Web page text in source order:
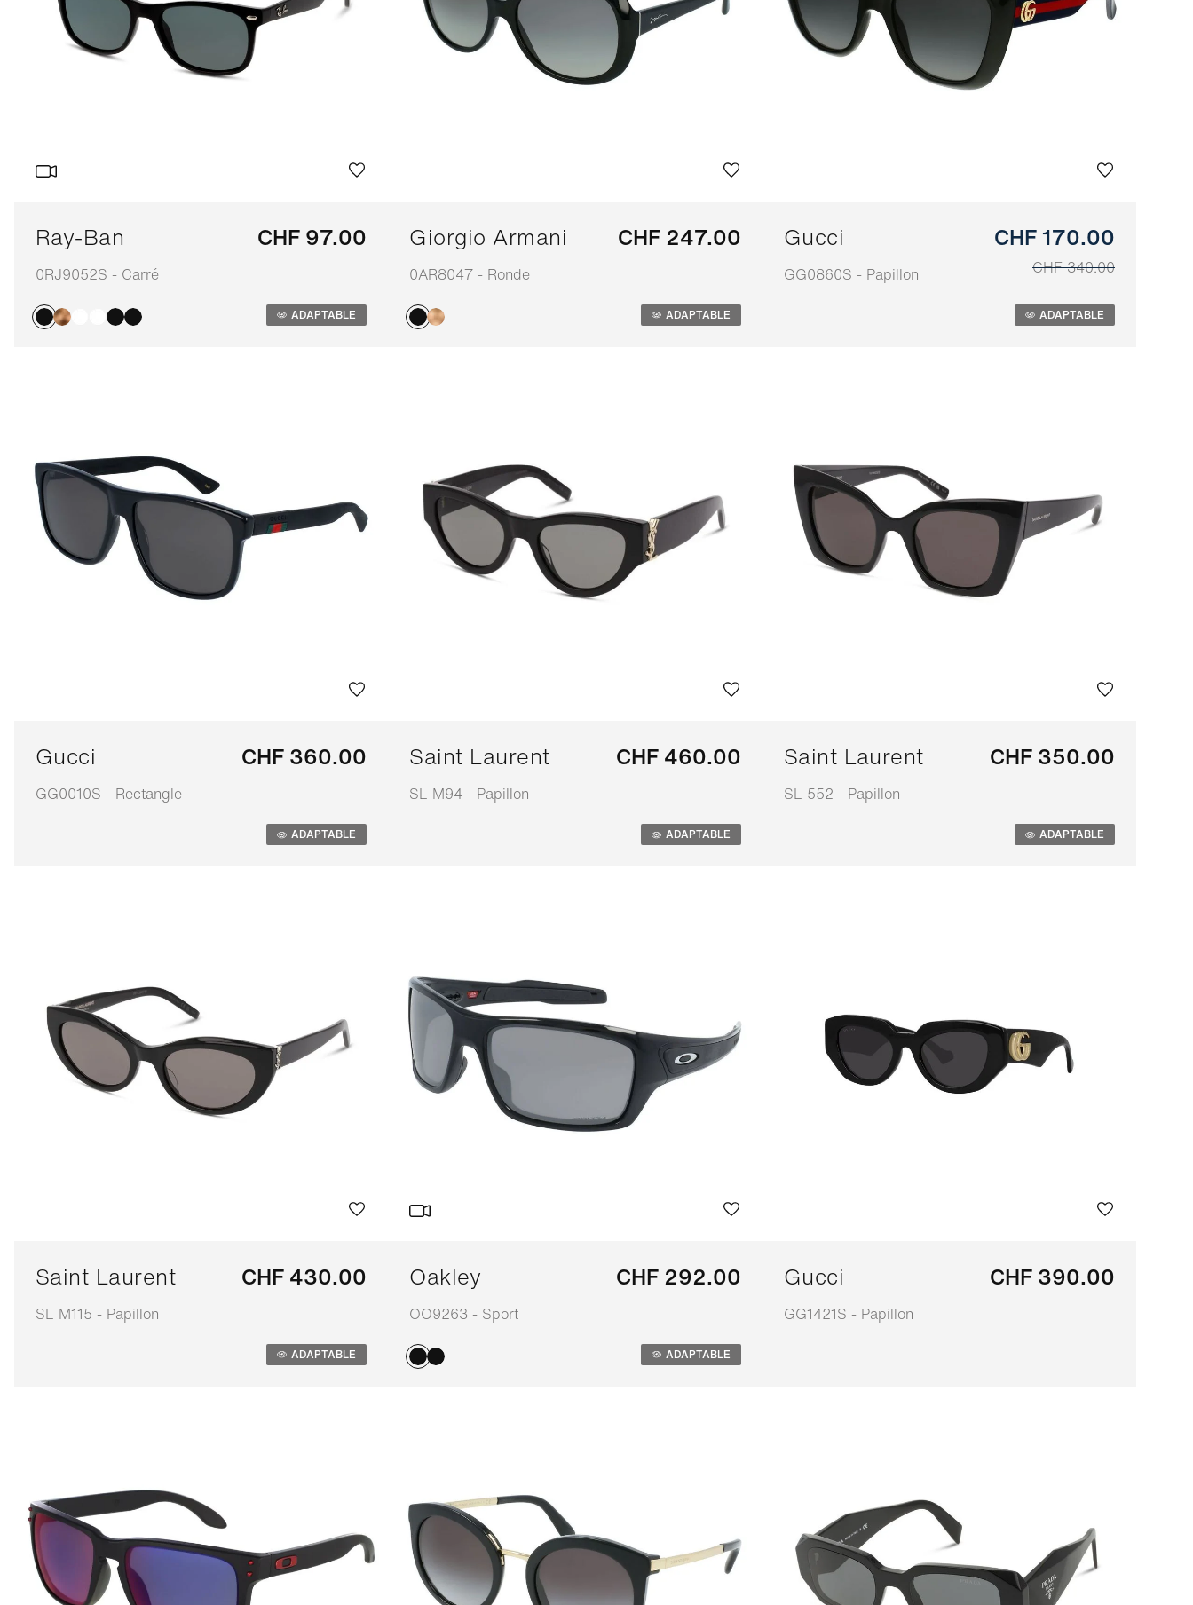
Ray-Ban
0RJ9052S - Carré
CHF 97.00
ADAPTABLE
Giorgio Armani
0AR8047 - Ronde
CHF 247.00
ADAPTABLE
Gucci
GG0860S - Papillon
CHF 170.00
CHF 340.00
ADAPTABLE
Gucci
GG0010S - Rectangle
CHF 360.00
ADAPTABLE
Saint Laurent
SL M94 - Papillon
CHF 460.00
ADAPTABLE
Saint Laurent
SL 552 - Papillon
CHF 350.00
ADAPTABLE
Saint Laurent
SL M115 - Papillon
CHF 430.00
ADAPTABLE
Oakley
OO9263 - Sport
CHF 292.00
ADAPTABLE
Gucci
GG1421S - Papillon
CHF 390.00